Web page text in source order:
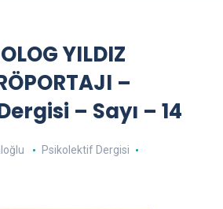
YILDIZ
–
– Sayı – 14
Psikolektif Dergisi